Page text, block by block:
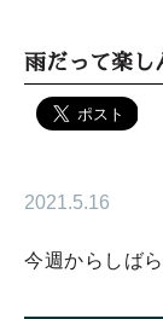
雨だって楽し
2021.5.16
今週からしば